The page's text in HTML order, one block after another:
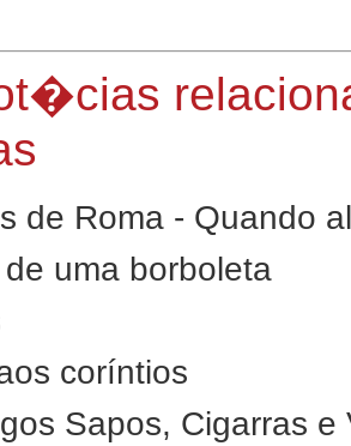
de Roma - Quando
uma borboleta
coríntios
Sapos, Cigarras e